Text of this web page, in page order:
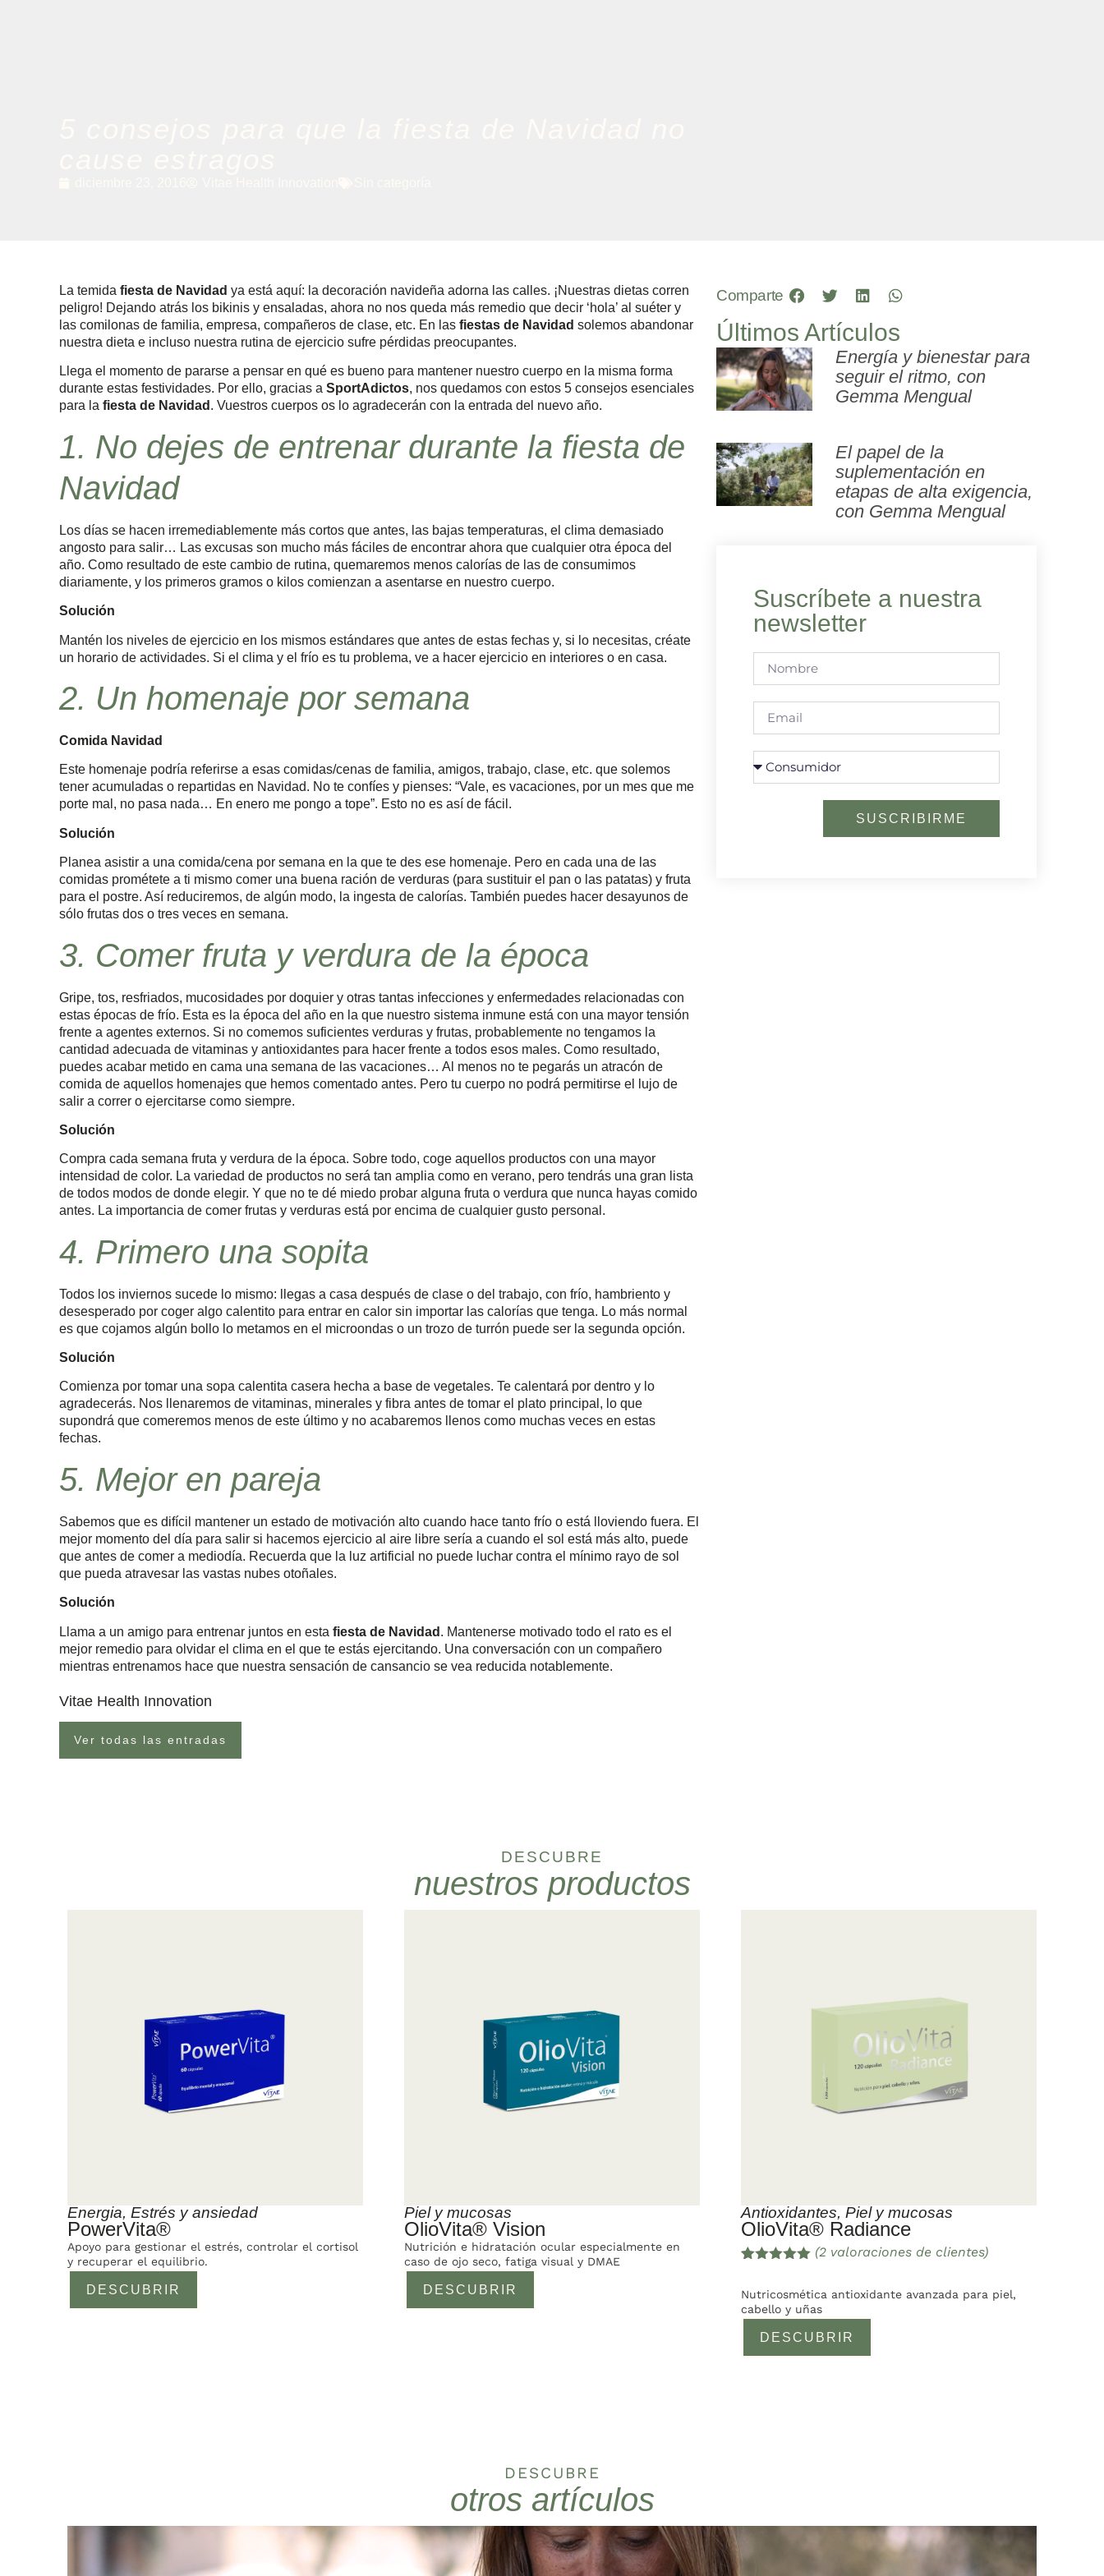
La temida fiesta de Navidad ya está aquí: la decoración navideña adorna las calles. ¡Nuestras dietas corren
peligro! Dejando atrás los bikinis y ensaladas, ahora no nos queda más remedio que decir ‘hola’ al suéter y
las comilonas de familia, empresa, compañeros de clase, etc. En las fiestas de Navidad solemos abandonar
nuestra dieta e incluso nuestra rutina de ejercicio sufre pérdidas preocupantes.
Llega el momento de pararse a pensar en qué es bueno para mantener nuestro cuerpo en la misma forma
durante estas festividades. Por ello, gracias a SportAdictos, nos quedamos con estos 5 consejos esenciales
para la fiesta de Navidad . Vuestros cuerpos os lo agradecerán con la entrada del nuevo año.
1. No dejes de entrenar durante la fiesta de
Navidad
Los días se hacen irremediablemente más cortos que antes, las bajas temperaturas, el clima demasiado
angosto para salir… Las excusas son mucho más fáciles de encontrar ahora que cualquier otra época del
año. Como resultado de este cambio de rutina, quemaremos menos calorías de las de consumimos
diariamente, y los primeros gramos o kilos comienzan a asentarse en nuestro cuerpo.
Solución
Mantén los niveles de ejercicio en los mismos estándares que antes de estas fechas y, si lo necesitas, créate
un horario de actividades. Si el clima y el frío es tu problema, ve a hacer ejercicio en interiores o en casa.
2. Un homenaje por semana
Comida Navidad
Este homenaje podría referirse a esas comidas/cenas de familia, amigos, trabajo, clase, etc. que solemos
tener acumuladas o repartidas en Navidad. No te confíes y pienses: “Vale, es vacaciones, por un mes que me
porte mal, no pasa nada… En enero me pongo a tope”. Esto no es así de fácil.
Solución
Planea asistir a una comida/cena por semana en la que te des ese homenaje. Pero en cada una de las
comidas prométete a ti mismo comer una buena ración de verduras (para sustituir el pan o las patatas) y fruta
para el postre. Así reduciremos, de algún modo, la ingesta de calorías. También puedes hacer desayunos de
sólo frutas dos o tres veces en semana.
3. Comer fruta y verdura de la época
Gripe, tos, resfriados, mucosidades por doquier y otras tantas infecciones y enfermedades relacionadas con
estas épocas de frío. Esta es la época del año en la que nuestro sistema inmune está con una mayor tensión
frente a agentes externos. Si no comemos suficientes verduras y frutas, probablemente no tengamos la
cantidad adecuada de vitaminas y antioxidantes para hacer frente a todos esos males. Como resultado,
puedes acabar metido en cama una semana de las vacaciones… Al menos no te pegarás un atracón de
comida de aquellos homenajes que hemos comentado antes. Pero tu cuerpo no podrá permitirse el lujo de
salir a correr o ejercitarse como siempre.
Solución
Compra cada semana fruta y verdura de la época. Sobre todo, coge aquellos productos con una mayor
intensidad de color. La variedad de productos no será tan amplia como en verano, pero tendrás una gran lista
de todos modos de donde elegir. Y que no te dé miedo probar alguna fruta o verdura que nunca hayas comido
antes. La importancia de comer frutas y verduras está por encima de cualquier gusto personal.
4. Primero una sopita
Todos los inviernos sucede lo mismo: llegas a casa después de clase o del trabajo, con frío, hambriento y
desesperado por coger algo calentito para entrar en calor sin importar las calorías que tenga. Lo más normal
es que cojamos algún bollo lo metamos en el microondas o un trozo de turrón puede ser la segunda opción.
Solución
Comienza por tomar una sopa calentita casera hecha a base de vegetales. Te calentará por dentro y lo
agradecerás. Nos llenaremos de vitaminas, minerales y fibra antes de tomar el plato principal, lo que
supondrá que comeremos menos de este último y no acabaremos llenos como muchas veces en estas
fechas.
5. Mejor en pareja
Sabemos que es difícil mantener un estado de motivación alto cuando hace tanto frío o está lloviendo fuera. El
mejor momento del día para salir si hacemos ejercicio al aire libre sería a cuando el sol está más alto, puede
que antes de comer a mediodía. Recuerda que la luz artificial no puede luchar contra el mínimo rayo de sol
que pueda atravesar las vastas nubes otoñales.
Solución
Llama a un amigo para entrenar juntos en esta fiesta de Navidad . Mantenerse motivado todo el rato es el
mejor remedio para olvidar el clima en el que te estás ejercitando. Una conversación con un compañero
mientras entrenamos hace que nuestra sensación de cansancio se vea reducida notablemente.
Vitae Health Innovation
Ver todas las entradas
Comparte
Últimos Artículos
Energía y bienestar para
seguir el ritmo, con
Gemma Mengual
El papel de la
suplementación en
etapas de alta exigencia,
con Gemma Mengual
Suscríbete a nuestra
newsletter
SUSCRIBIRME
DESCUBRE
nuestros productos
Energia, Estrés y ansiedad
PowerVita®
DESCUBRIR
Apoyo para gestionar el estrés, controlar el cortisol
y recuperar el equilibrio.
Piel y mucosas
OlioVita® Vision
DESCUBRIR
Nutrición e hidratación ocular especialmente en
caso de ojo seco, fatiga visual y DMAE
Antioxidantes, Piel y mucosas
OlioVita® Radiance
DESCUBRIR
5 en base
a
s de
(2 valoraciones de clientes)
Nutricosmética antioxidante avanzada para piel,
cabello y uñas
DESCUBRE
otros artículos